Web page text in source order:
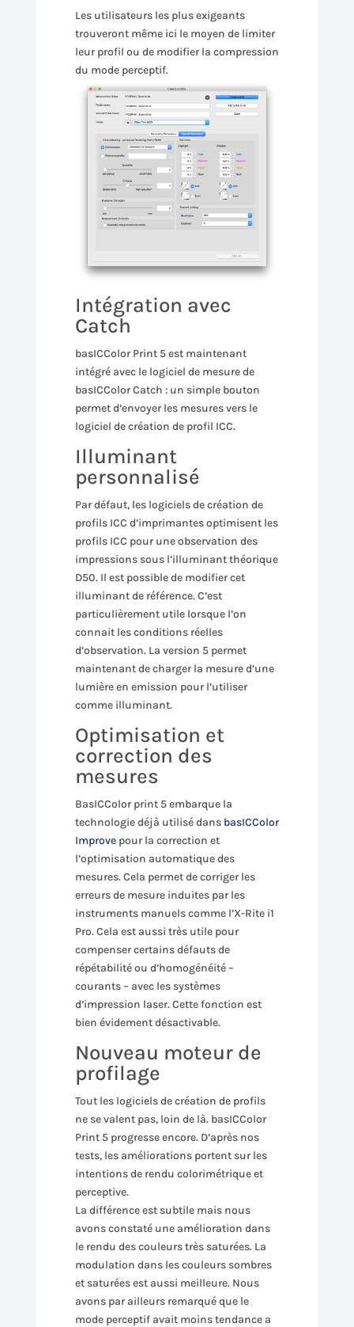
Les utilisateurs les plus exigeants
trouveront même ici le moyen de limiter
leur profil ou de modifier la compression
du mode perceptif.
Intégration avec
Catch
basICColor Print 5 est maintenant
intégré avec le logiciel de mesure de
basICColor Catch : un simple bouton
permet d’envoyer les mesures vers le
logiciel de création de profil ICC.
Illuminant
personnalisé
Par défaut, les logiciels de création de
profils ICC d’imprimantes optimisent les
profils ICC pour une observation des
impressions sous l’illuminant théorique
D50. Il est possible de modifier cet
illuminant de référence. C’est
particulièrement utile lorsque l’on
connait les conditions réelles
d’observation. La version 5 permet
maintenant de charger la mesure d’une
lumière en emission pour l’utiliser
comme illuminant.
Optimisation et
correction des
mesures
BasICColor print 5 embarque la
technologie déjà utilisé dans basICColor
Improvepour la correction et
l’optimisation automatique des
mesures. Cela permet de corriger les
erreurs de mesure induites par les
instruments manuels comme l’X-Rite i1
Pro. Cela est aussi très utile pour
compenser certains défauts de
répétabilité ou d’homogénéité –
courants – avec les systèmes
d’impression laser. Cette fonction est
bien évidement désactivable.
Nouveau moteur de
profilage
Tout les logiciels de création de profils
ne se valent pas, loin de là. basICColor
Print 5 progresse encore. D’après nos
tests, les améliorations portent sur les
intentions de rendu colorimétrique et
perceptive.
La différence est subtile mais nous
avons constaté une amélioration dans
le rendu des couleurs très saturées. La
modulation dans les couleurs sombres
et saturées est aussi meilleure. Nous
avons par ailleurs remarqué que le
mode perceptif avait moins tendance a